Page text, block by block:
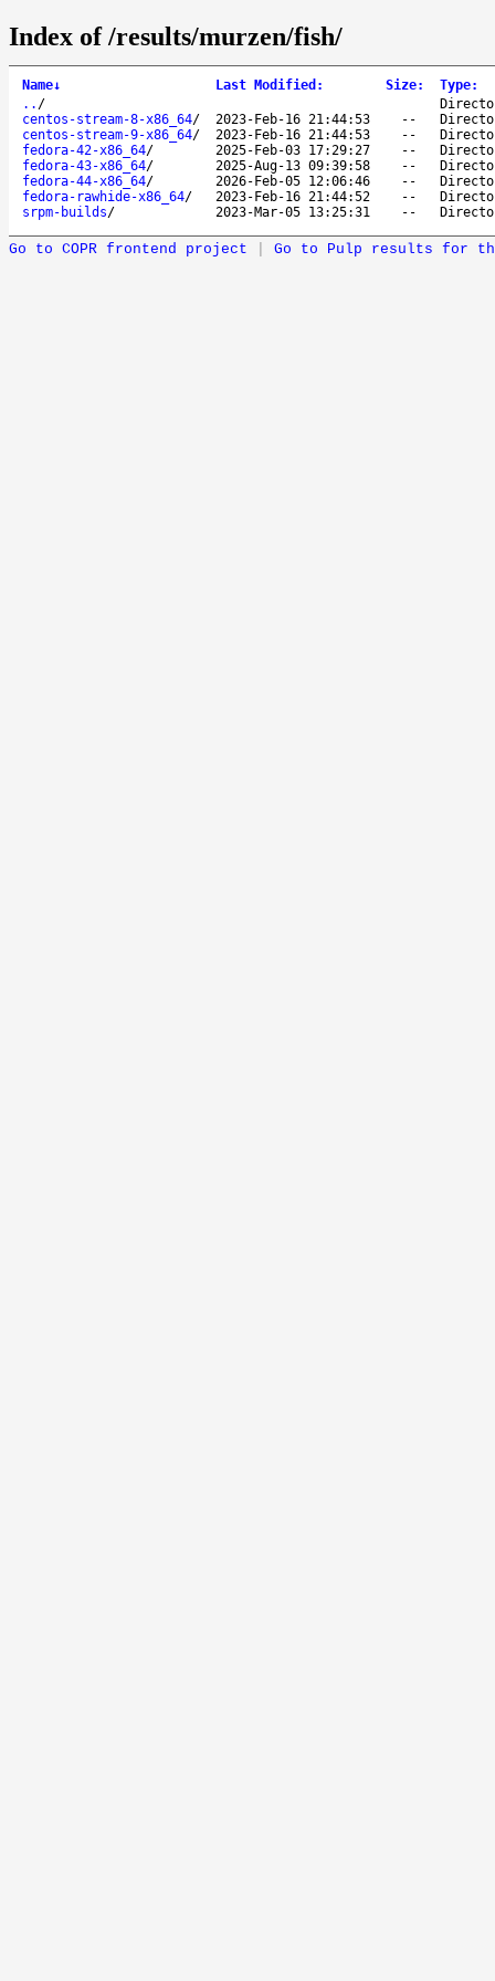
Index of /results/murzen/fish/
Name↓ Last Modified : Size: Type:
.. /
centos-stream-8-x86_64/ 2023-Feb-16 21:44:53 --
centos-stream-9-x86_64/ 2023-Feb-16 21:44:53 --
fedora-42-x86_64/ 2025-Feb-03 17:29:27 --
fedora-43-x86_64/ 2025-Aug-13 09:39:58 --
fedora-44-x86_64/ 2026-Feb-05 12:06:46 --
fedora-rawhide-x86_64/ 2023-Feb-16 21:44:52 --
srpm-builds/ 2023-Mar-05 13:25:31 --
Go to COPR frontend project Go to Pulp results for